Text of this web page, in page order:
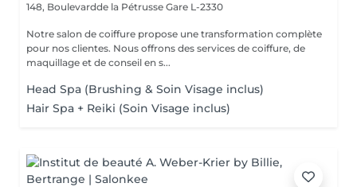
148, Boulevardde la Pétrusse Gare L-2330
Notre salon de coiffure propose une transformation complète
pour nos clientes. Nous offrons des services de coiffure, de
maquillage et de conseil en s...
Head Spa (Brushing & Soin Visage inclus)
Hair Spa + Reiki (Soin Visage inclus)